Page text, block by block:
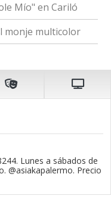
Mío" en Cariló
monje multicolor
Lunes a sábados de
@asiakapalermo. Precio